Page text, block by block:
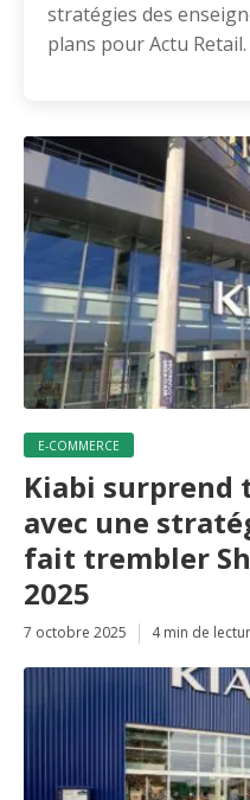
stratégies des
plans pour Actu Retail.
E-COMMERCE
Kiabi surprend
avec une
fait trembler
2025
7 octobre 2025 4 min de